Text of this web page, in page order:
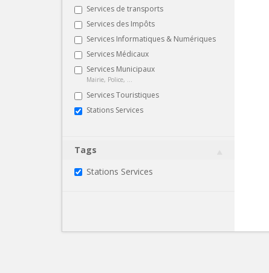
Services de transports
Services des Impôts
Services Informatiques & Numériques
Services Médicaux
Services Municipaux
Mairie, Police, ...
Services Touristiques
Stations Services
Tags
Stations Services